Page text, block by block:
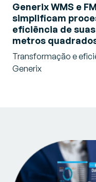
Generix WMS e
simplificam
eficiência de
metros
Transformação e
Generix